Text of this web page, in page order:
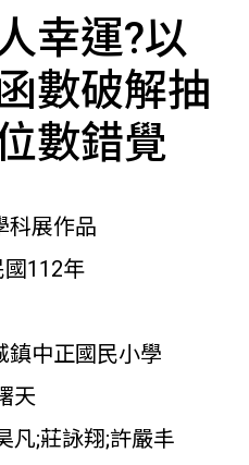
幸運?以
數破解抽
數錯覺
科展作品
112年
鎮中正國民小學
天
凡;莊詠翔;許嚴丰